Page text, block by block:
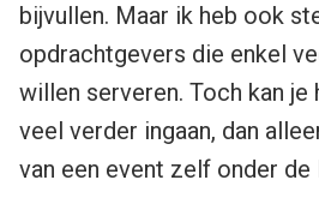
bijvullen. Maar ik heb ook
opdrachtgevers die enkel
willen serveren. Toch kan je
veel verder ingaan, dan
van een event zelf onder de